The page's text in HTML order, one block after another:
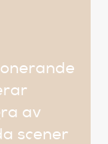
av
scener